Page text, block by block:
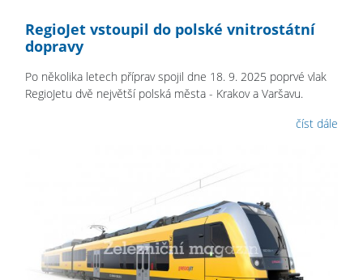
RegioJet vstoupil do polské vnitrostátní
dopravy
Po několika letech příprav spojil dne 18. 9. 2025 poprvé vlak
RegioJetu dvě největší polská města - Krakov a Varšavu.
číst dále